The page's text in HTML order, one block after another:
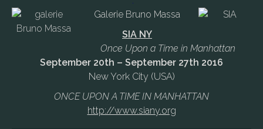
Galerie Bruno Massa
SIA NY
Once Upon a Time in Manhattan
September 20th – September 27th 2016
New York City (USA)
ONCE UPON A TIME IN MANHATTAN
http://www.siany.org